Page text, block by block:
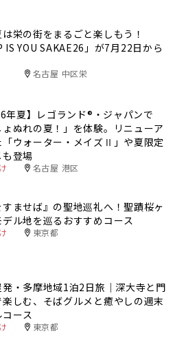
は栄の街をまるごと楽しもう！
IS YOU SAKAE26」が7月22日から
名古屋 中区栄
年夏】レゴランド®・ジャパンで
ょぬれの夏！」を体験。リニューア
「ウォーター・メイズⅡ」や夏限定
登場
名古屋 港区
すませば』の聖地巡礼へ！聖蹟桜ヶ
デル地を巡るおすすめコース
東京都
発・多摩地域1泊2日旅｜深大寺と門
楽しむ、そばグルメと癒やしの週末
ース
東京都